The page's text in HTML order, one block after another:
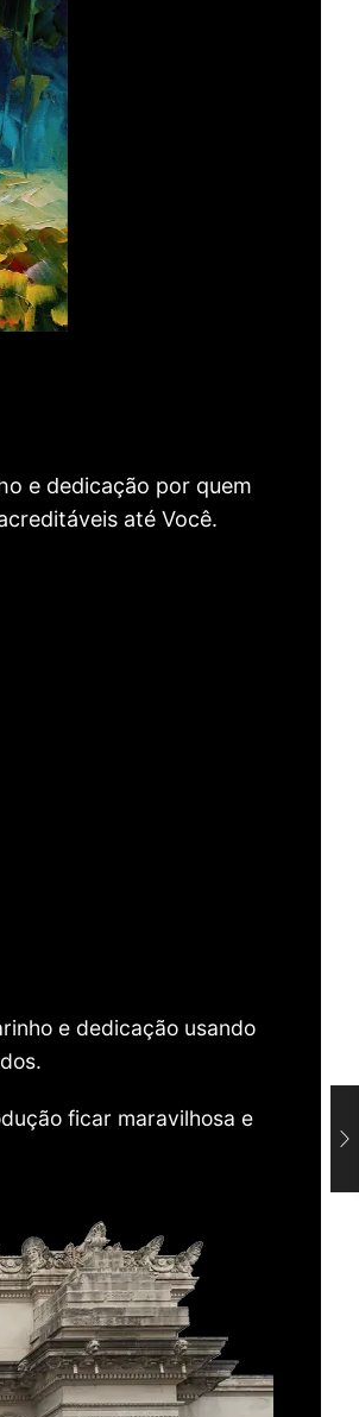
e dedicação por quem
até Você.
e dedicação usando
ficar maravilhosa e